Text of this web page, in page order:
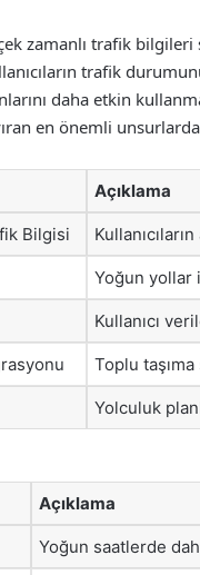
zamanlı trafik
trafik
daha etkin
en önemli
Açıklama
Bilgisi
Yoğun yollar
Kullanıcı
Toplu
Yolculuk
Açıklama
Yoğun saatlerde